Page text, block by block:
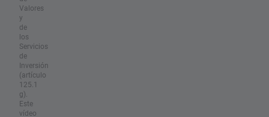
Valores
y
de
los
Servicios
de
Inversión
(artículo
125.1
g).
Este
vídeo